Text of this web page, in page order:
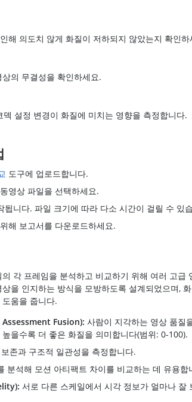
해 의도치 않게 화질이 저하되지 않았는지 확인하
의 무결성을 확인하세요.
설정 변경이 화질에 미치는 영향을 측정합니다.
도구에 업로드합니다.
영상 파일을 선택하세요.
됩니다. 파일 크기에 따라 다소 시간이 걸릴 수 있
해 보고서를 다운로드하세요.
각 프레임을 분석하고 비교하기 위해 여러 고급
을 인지하는 방식을 모방하도록 설계되었으며,
움을 줍니다.
Fusion): 사람이 지각하는 영상 품질
을수록 더 좋은 화질을 의미합니다(범위: 0-100).
존과 구조적 일관성을 측정합니다.
분석해 모션 아티팩트 차이를 비교하는 데 유용합
서로 다른 스케일에서 시각 정보가 얼마나 잘